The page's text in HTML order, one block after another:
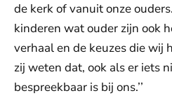
de kerk of vanuit onze
kinderen wat ouder zijn ook
verhaal en de keuzes die wij
zij weten dat, ook als er iets
bespreekbaar is bij ons.’’